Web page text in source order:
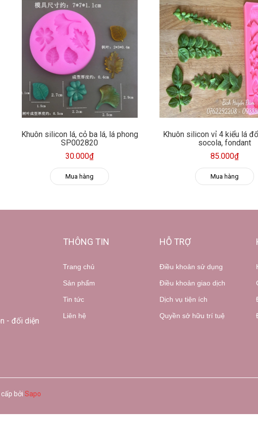
Khuôn silicon lá, cỏ ba lá, lá phong
SP002820
30.000₫
Mua hàng
Khuôn silicon vỉ 4 kiểu lá
socola, fondant
85.000₫
Mua hàng
- đối diện
THÔNG TIN
Trang chủ
Sản phẩm
Tin tức
Liên hệ
HỖ TRỢ
Điều khoản sử dụng
Điều khoản giao dịch
Dịch vụ tiện ích
Quyền sở hữu trí tuệ
cấp bởi Sapo